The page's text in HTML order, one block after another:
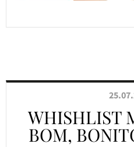
WHISHLIST
BOM,